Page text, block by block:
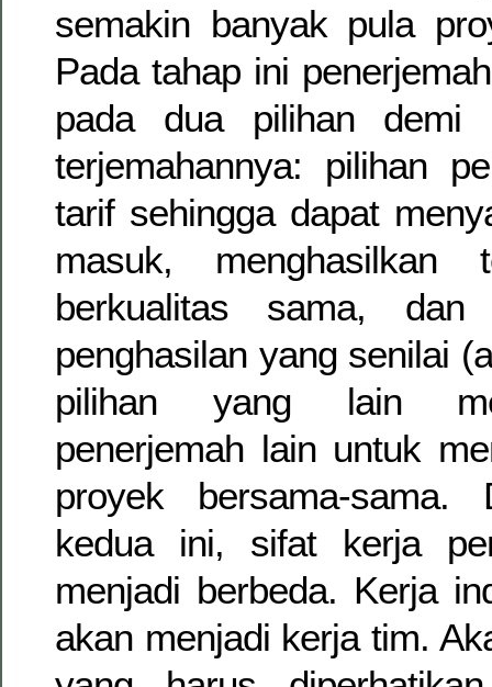
semakin banyak pula
Pada tahap ini
pada dua pilihan demi
terjemahannya: pilihan
tarif sehingga dapat
masuk, menghasilkan
berkualitas sama, dan
penghasilan yang senilai
pilihan yang lain
penerjemah lain untuk
proyek bersama-
kedua ini, sifat kerja
menjadi berbeda. Kerja
akan menjadi kerja tim.